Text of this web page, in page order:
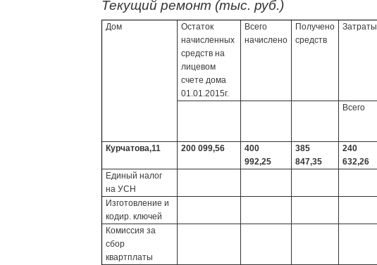
Текущий ремонт (тыс. руб.)
Дом
Остаток
начисленных
средств на
лицевом
счете дома
01.01.2015г.
Всего
начислено
Получено
средств
Затраты
Всего
Курчатова,11 200 099,56
400
992,25
385
847,35
240
632,26
Единый налог
на УСН
Изготовление и
кодир. ключей
Комиссия за
сбор
квартплаты